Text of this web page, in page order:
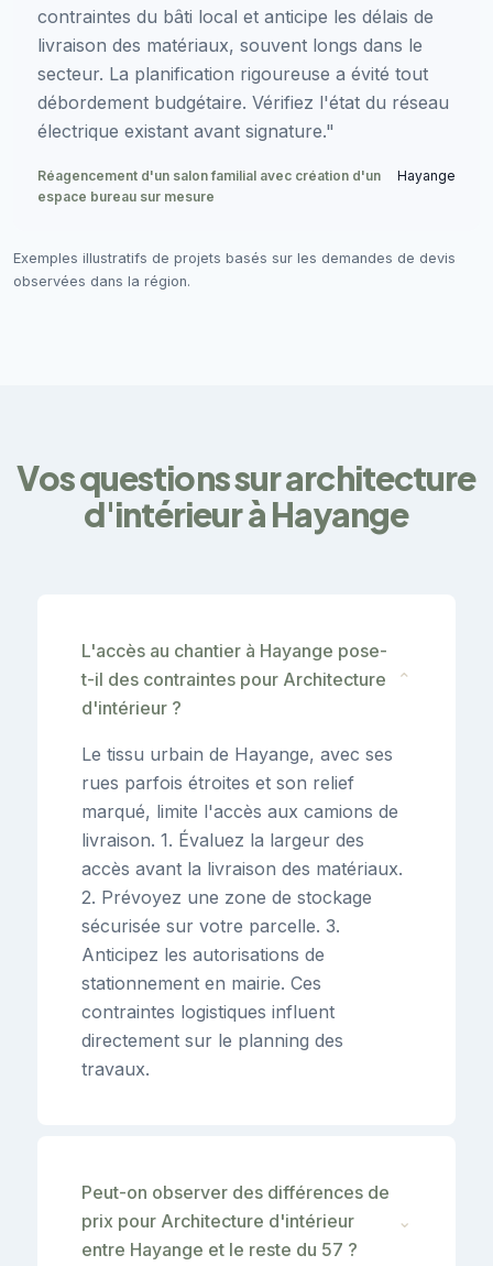
contraintes du bâti local et anticipe les délais de
livraison des matériaux, souvent longs dans le
secteur. La planification rigoureuse a évité tout
débordement budgétaire. Vérifiez l'état du réseau
électrique existant avant signature."
Réagencement d'un salon familial avec création d'un
espace bureau sur mesure
Hayange
Exemples illustratifs de projets basés sur les demandes de devis
observées dans la région.
Vos questions sur architecture
d'intérieur à Hayange
L'accès au chantier à Hayange pose-
t-il des contraintes pour Architecture
d'intérieur ?
⌄
Le tissu urbain de Hayange, avec ses
rues parfois étroites et son relief
marqué, limite l'accès aux camions de
livraison. 1. Évaluez la largeur des
accès avant la livraison des matériaux.
2. Prévoyez une zone de stockage
sécurisée sur votre parcelle. 3.
Anticipez les autorisations de
stationnement en mairie. Ces
contraintes logistiques influent
directement sur le planning des
travaux.
Peut-on observer des différences de
prix pour Architecture d'intérieur
entre Hayange et le reste du 57 ?
⌄